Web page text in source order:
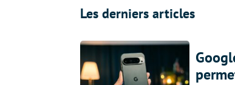
Les derniers articles